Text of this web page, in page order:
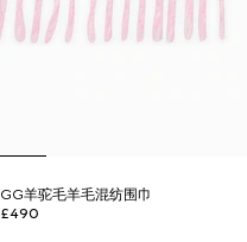
GG羊驼毛羊毛混纺围巾
£490